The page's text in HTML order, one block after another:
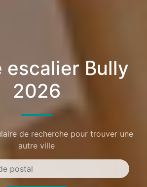
escalier Bully
2026
de recherche pour trouver une
autre ville